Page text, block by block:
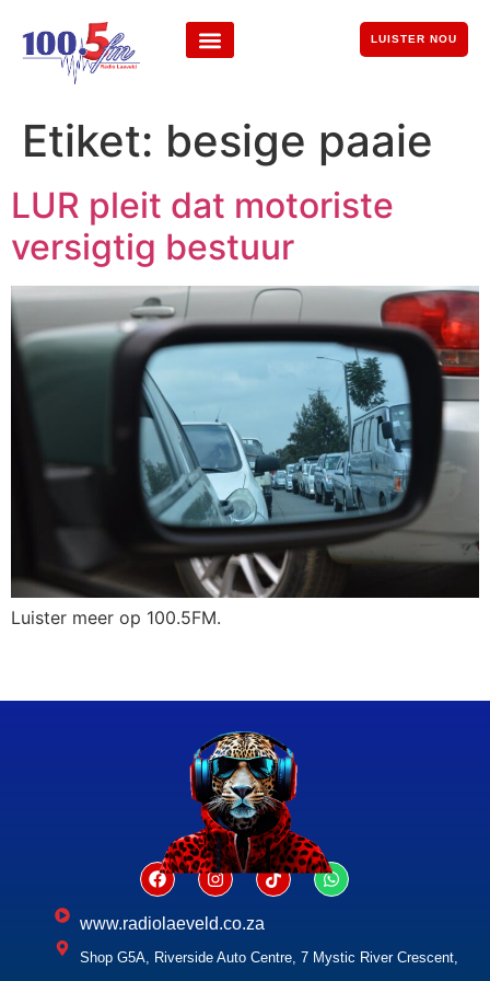
LUISTER NOU
Etiket: besige paaie
LUR pleit dat motoriste
versigtig bestuur
Luister meer op 100.5FM.
www.radiolaeveld.co.za
Shop G5A, Riverside Auto Centre, 7 Mystic River Crescent,